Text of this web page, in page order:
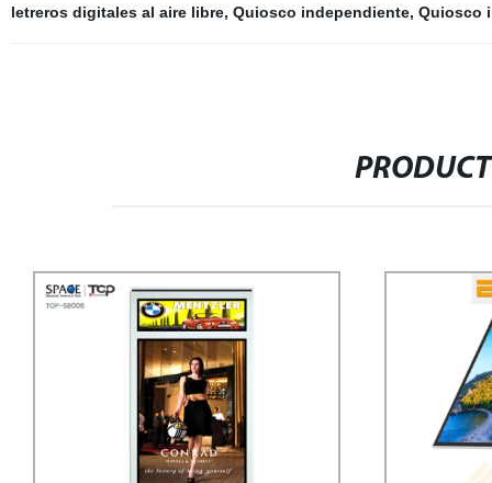
letreros digitales al aire libre, Quiosco independiente, Quiosco